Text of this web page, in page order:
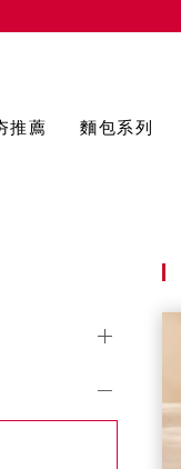
推薦 麵包系列